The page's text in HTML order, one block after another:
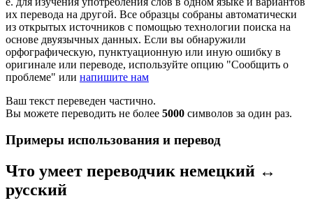
их перевода на другой. Все образцы собраны автоматически
из открытых источников с помощью технологии поиска на
основе двуязычных данных. Если вы обнаружили
орфографическую, пунктуационную или иную ошибку в
оригинале или переводе, используйте опцию "Сообщить о
проблеме" или напишите нам
Ваш текст переведен частично.
Вы можете переводить не более 5000 символов за один раз.
Примеры использования и перевод
Что умеет переводчик немецкий ↔
русский